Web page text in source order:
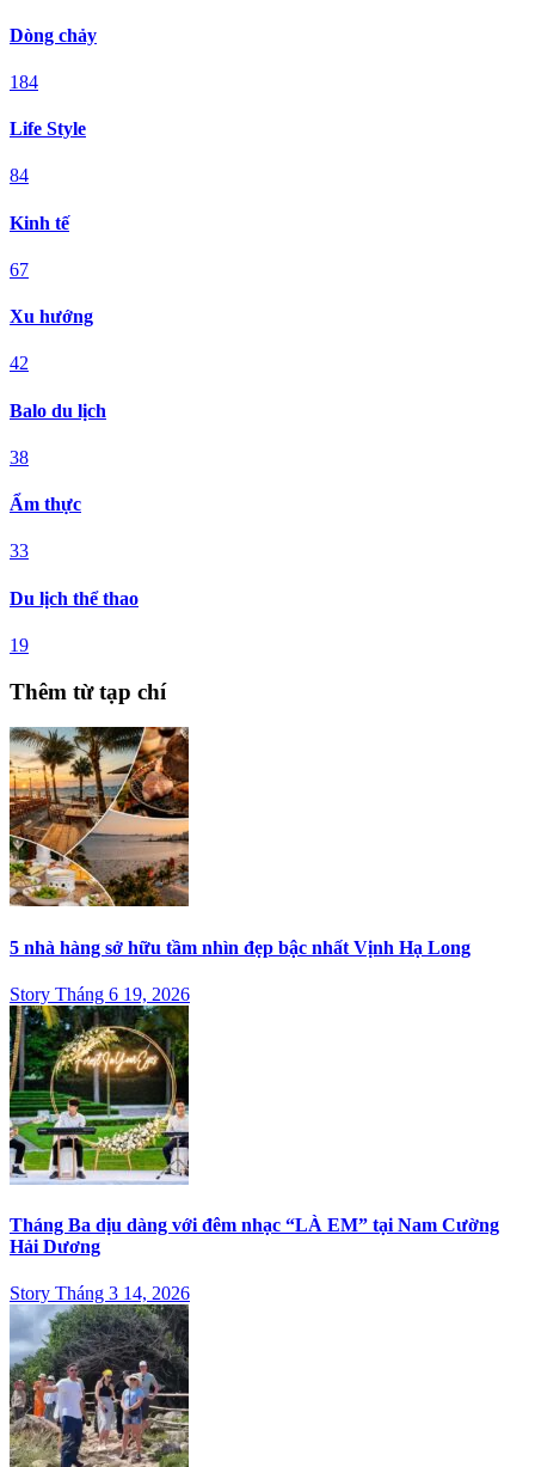
Dòng chảy
184
Life Style
84
Kinh tế
67
Xu hướng
42
Balo du lịch
38
Ẩm thực
33
Du lịch thể thao
19
Thêm từ tạp chí
5 nhà hàng sở hữu tầm nhìn đẹp bậc nhất Vịnh Hạ Long
Story Tháng 6 19, 2026
Tháng Ba dịu dàng với đêm nhạc “LÀ EM” tại Nam Cường
Hải Dương
Story Tháng 3 14, 2026